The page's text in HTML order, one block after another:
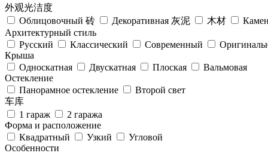
外观光洁度
Облицовочный 砖
Декоративная 灰泥 木材
Архитектурный стиль
Русский
Классический Современный
Крыша
Односкатная
Двускатная Плоская
Вальмовая
Остекление
Панорамное остекление
Второй свет
车库
1 гараж
2 гаража
Форма и расположение
Квадратный
Узкий
Угловой
Особенности